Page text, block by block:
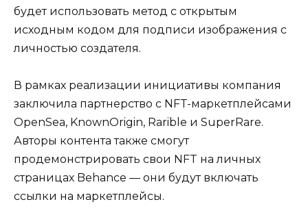
будет использовать метод с открытым
исходным кодом для подписи изображения с
личностью создателя.
В рамках реализации инициативы компания
заключила партнерство с NFT-маркетплейсами
OpenSea, KnownOrigin, Rarible и SuperRare.
Авторы контента также смогут
продемонстрировать свои NFT на личных
страницах Behance — они будут включать
ссылки на маркетплейсы.